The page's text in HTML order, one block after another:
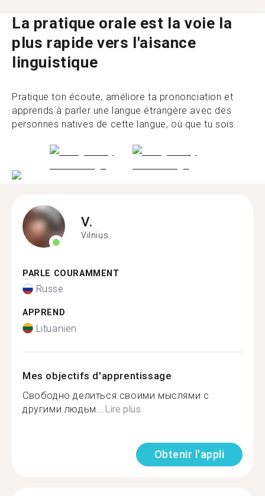
La pratique orale est la voie la
plus rapide vers l'aisance
linguistique
Pratique ton écoute, améliore ta prononciation et
apprends à parler une langue étrangère avec des
personnes natives de cette langue, où que tu sois.
V.
Vilnius
PARLE COURAMMENT
Russe
APPREND
Lituanien
Mes objectifs d'apprentissage
Свободно делиться своими мыслями с
другими людьм... Lire plus
Obtenir l'appli